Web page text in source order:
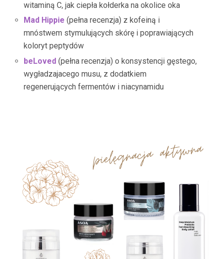
witaminą C, jak ciepła kołderka na okolice oka
Mad Hippie (pełna recenzja) z kofeiną i
mnóstwem stymulujących skórę i poprawiających
koloryt peptydów
beLoved (pełna recenzja) o konsystencji gęstego,
wygładzajacego musu, z dodatkiem
regenerujących fermentów i niacynamidu